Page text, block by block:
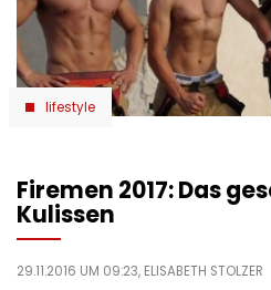
lifestyle
Firemen 2017: Das
Kulissen
29.11.2016 UM 09:23, ELISABETH STOLZER